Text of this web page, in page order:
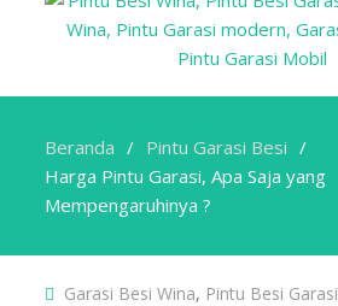
Beranda
Pintu Garasi Besi
Harga Pintu Garasi, Apa Saja yang
Mempengaruhinya ?
Garasi Besi Wina, Pintu Besi Garasi